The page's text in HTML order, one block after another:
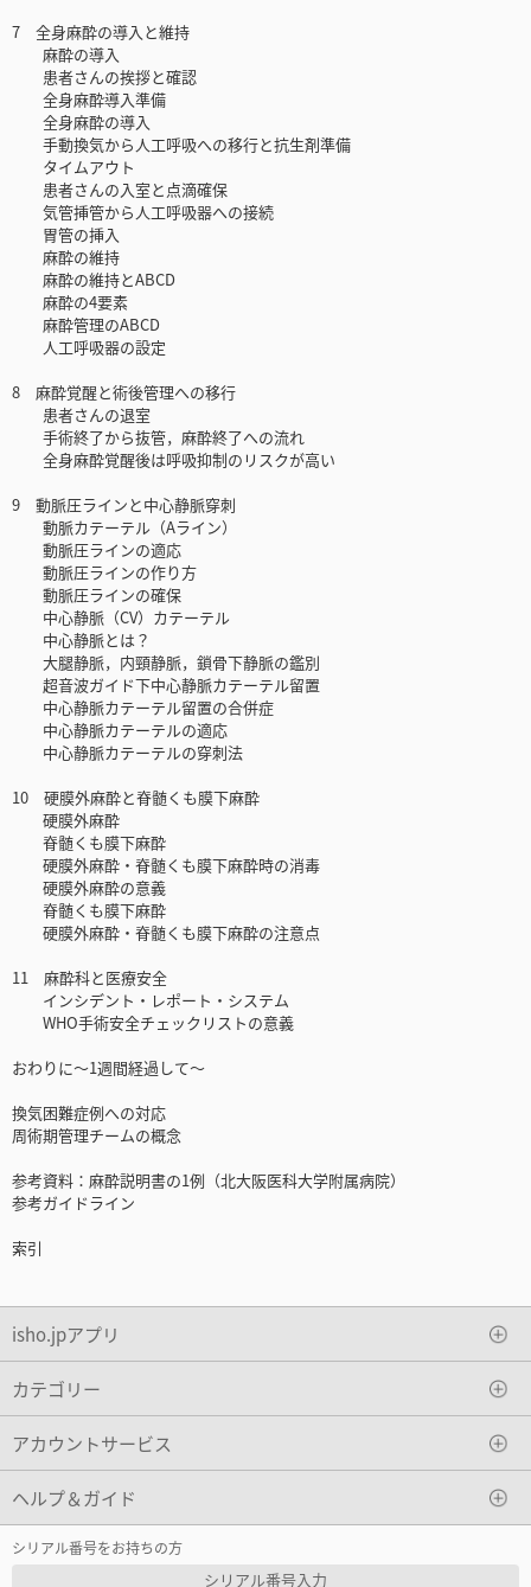
7 全身麻酔の導入と維持
麻酔の導入
患者さんの挨拶と確認
全身麻酔導入準備
全身麻酔の導入
手動換気から人工呼吸への移行と抗生剤準備
タイムアウト
患者さんの入室と点滴確保
気管挿管から人工呼吸器への接続
胃管の挿入
麻酔の維持
麻酔の維持とABCD
麻酔の4要素
麻酔管理のABCD
人工呼吸器の設定
8 麻酔覚醒と術後管理への移行
患者さんの退室
手術終了から抜管，麻酔終了への流れ
全身麻酔覚醒後は呼吸抑制のリスクが高い
9 動脈圧ラインと中心静脈穿刺
動脈カテーテル（Aライン）
動脈圧ラインの適応
動脈圧ラインの作り方
動脈圧ラインの確保
中心静脈（CV）カテーテル
中心静脈とは？
大腿静脈，内頸静脈，鎖骨下静脈の鑑別
超音波ガイド下中心静脈カテーテル留置
中心静脈カテーテル留置の合併症
中心静脈カテーテルの適応
中心静脈カテーテルの穿刺法
10 硬膜外麻酔と脊髄くも膜下麻酔
硬膜外麻酔
脊髄くも膜下麻酔
硬膜外麻酔・脊髄くも膜下麻酔時の消毒
硬膜外麻酔の意義
脊髄くも膜下麻酔
硬膜外麻酔・脊髄くも膜下麻酔の注意点
11 麻酔科と医療安全
インシデント・レポート・システム
WHO手術安全チェックリストの意義
おわりに～1週間経過して～
換気困難症例への対応
周術期管理チームの概念
参考資料：麻酔説明書の1例（北大阪医科大学附属病院）
参考ガイドライン
索引
isho.jpアプリ
カテゴリー
アカウントサービス
ヘルプ＆ガイド
シリアル番号をお持ちの方
シリアル番号入力